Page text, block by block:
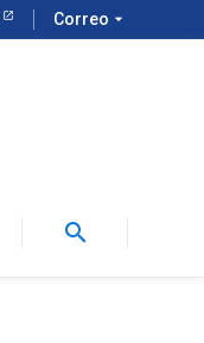
Correo arrow_drop_down
search